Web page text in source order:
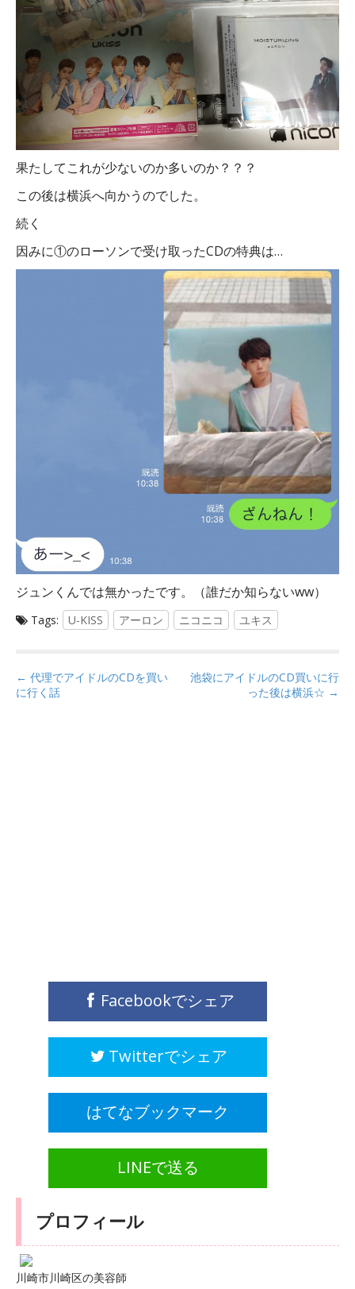
果たしてこれが少ないのか多いのか？？？
この後は横浜へ向かうのでした。
続く
因みに①のローソンで受け取ったCDの特典は…
ジュンくんでは無かったです。（誰だか知らないww）
Tags: U-KISS アーロン ニコニコ ユキス
P
o
← 代理でアイドルのCDを買い
に行く話
池袋にアイドルのCD買いに行
った後は横浜☆ →
Facebookでシェア
Twitterでシェア
はてなブックマーク
LINEで送る
プロフィール
川崎市川崎区の美容師